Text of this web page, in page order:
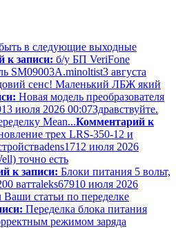
в следующие выходные
к записи: б/у БП VeriFone
SM09003A.minoltist3 августа
сенс! Маленький ЛБЖ який
Новая модель преобразователя
13 июля 2026 00:07Здравствуйте.
Mean...Комментарий к
трех LRS-350-12 и
dens1712 июля 2026
точно есть
к записи: Блоки питания 5 вольт,
ваттaleks67910 июля 2026
Ваши статьи по переделке
Переделка блока питания
режимом заряда